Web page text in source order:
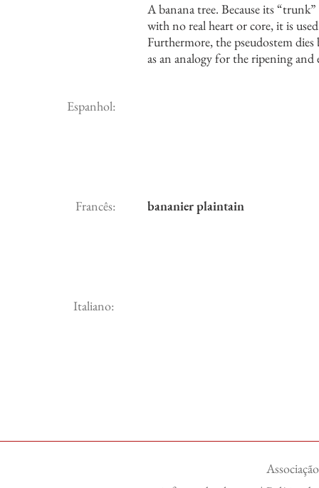
A banana tree. Because its
with no real heart or core, it is
Furthermore, the pseudostem
as an analogy for the ripening
Espanhol:
Francês: bananier plaintain
Italiano: